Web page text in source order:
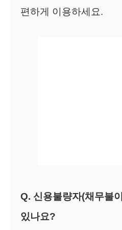
편하게 이용하세요.
Q. 신용불량자(채무불
있나요?